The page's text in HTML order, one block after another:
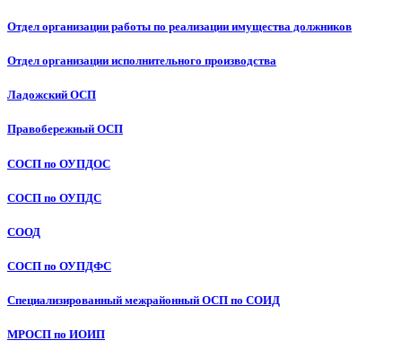
Отдел организации работы по реализации имущества должников
Отдел организации исполнительного производства
Ладожский ОСП
Правобережный ОСП
СОСП по ОУПДОС
СОСП по ОУПДС
СООД
СОСП по ОУПДФС
Специализированный межрайонный ОСП по СОИД
МРОСП по ИОИП